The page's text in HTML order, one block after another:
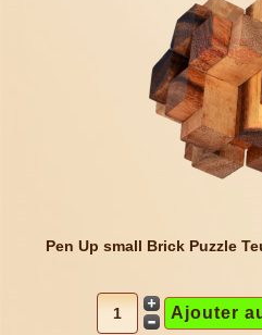
Pen Up small Brick Puzzle